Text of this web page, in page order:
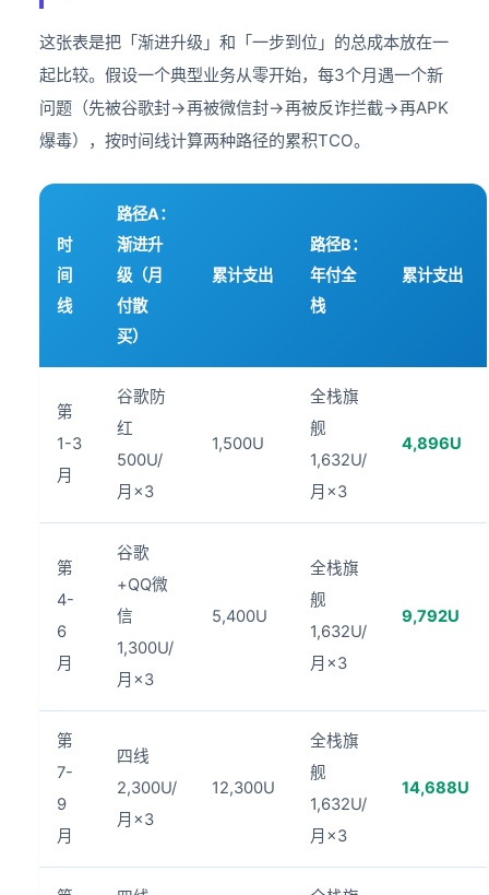
这张表是把「渐进升级」和「一步到位」的总成本放在一
起比较。假设一个典型业务从零开始，每3个月遇一个新
问题（先被谷歌封→再被微信封→再被反诈拦截→再APK
爆毒），按时间线计算两种路径的累积TCO。
时
间
线
路径A：
渐进升
级（月
付散
买）
累计支出
路径B：
年付全
栈
累计支出
第
1-3
月
谷歌防
红
500U/
月×3
1,500U
全栈旗
舰
1,632U/
月×3
4,896U
第
4-
6
月
谷歌
+QQ微
信
1,300U/
月×3
5,400U
全栈旗
舰
1,632U/
月×3
9,792U
第
7-
9
月
四线
2,300U/
月×3
12,300U
全栈旗
舰
1,632U/
月×3
14,688U